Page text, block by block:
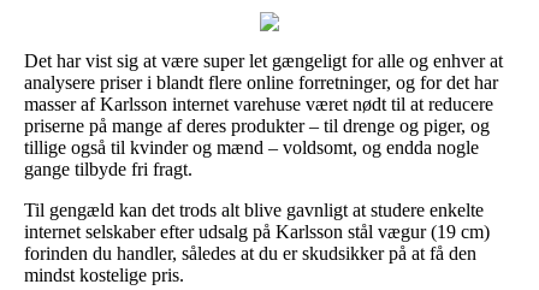
Det har vist sig at være super let gængeligt for alle og enhver at
analysere priser i blandt flere online forretninger, og for det har
masser af Karlsson internet varehuse været nødt til at reducere
priserne på mange af deres produkter – til drenge og piger, og
tillige også til kvinder og mænd – voldsomt, og endda nogle
gange tilbyde fri fragt.
Til gengæld kan det trods alt blive gavnligt at studere enkelte
internet selskaber efter udsalg på Karlsson stål vægur (19 cm)
forinden du handler, således at du er skudsikker på at få den
mindst kostelige pris.